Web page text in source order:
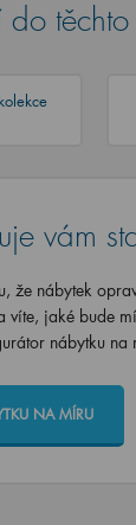
do
vám
že nábytek
víte, jaké bude
nábytku na
NA MÍRU